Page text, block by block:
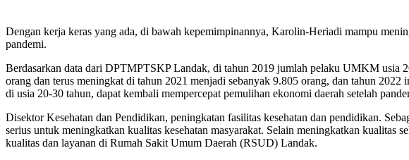
Dengan kerja keras yang ada, di bawah kepemimpinannya, Karolin-Heriadi mampu
pandemi.
Berdasarkan data dari DPTMPTSKP Landak, di tahun 2019 jumlah pelaku UMKM usia
orang dan terus meningkat di tahun 2021 menjadi sebanyak 9.805 orang, dan tahun
di usia 20-30 tahun, dapat kembali mempercepat pemulihan ekonomi daerah setelah
Disektor Kesehatan dan Pendidikan, peningkatan fasilitas kesehatan dan pendidikan.
serius untuk meningkatkan kualitas kesehatan masyarakat. Selain meningkatkan kualitas
kualitas dan layanan di Rumah Sakit Umum Daerah (RSUD) Landak.